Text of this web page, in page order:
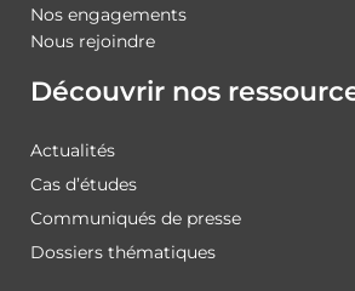
Nos engagements
Nous rejoindre
Découvrir nos
Actualités
Cas d’études
Communiqués de presse
Dossiers thématiques